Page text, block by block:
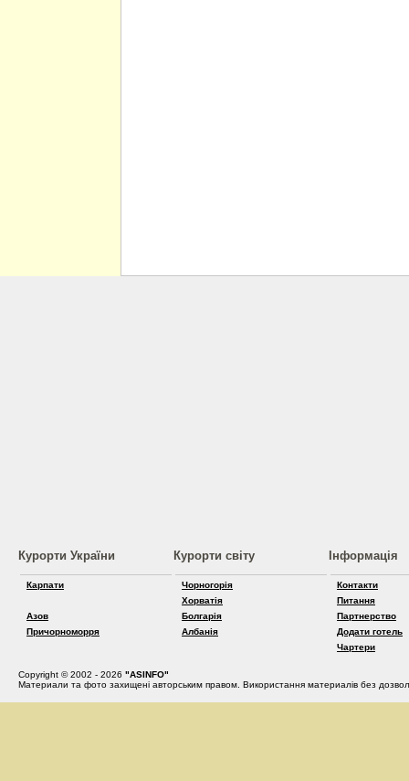
Курорти України
Карпати
Азов
Причорноморря
Курорти світу
Чорногорія
Хорватія
Болгарія
Албанія
Інформація
Контакти
Питання
Партнерство
Додати готель
Чартери
Copyright © 2002 - 2026 "ASINFO"
Материали та фото захищені авторським правом. Використання материалів без